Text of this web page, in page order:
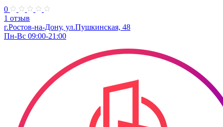
0
1 отзыв
г.Ростов-на-Дону, ул.Пушкинская, 48
Пн-Вс 09:00-21:00